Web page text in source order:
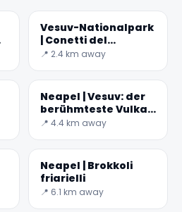
Vesuv-Nationalpark
| Conetti del
Carcavone
📍 2.4 km away
Neapel | Vesuv: der
berühmteste Vulkan
der Erde
📍 4.4 km away
Neapel | Brokkoli
friarielli
📍 6.1 km away
✕